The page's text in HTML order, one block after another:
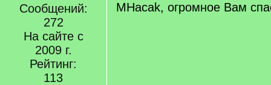
Сообщений:
272
На сайте с
2009 г.
Рейтинг:
113
MHacak, огромное Вам